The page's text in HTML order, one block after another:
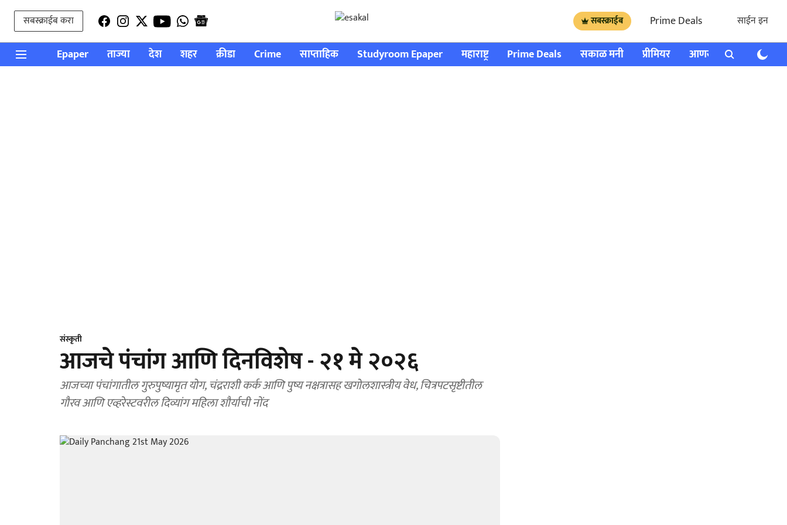
सबस्क्राईब करा सबस्क्राईब Prime Deals साईन इन
Epaper ताज्या देश शहर क्रीडा Crime साप्ताहिक Studyroom Epaper महाराष्ट्र Prime Deals सकाळ मनी प्रीमियर आणखी राशी भविष्य
संस्कृती
आजचे पंचांग आणि दिनविशेष - २१ मे २०२६
आजच्या पंचांगातील गुरुपुष्यामृत योग, चंद्रराशी कर्क आणि पुष्य नक्षत्रासह खगोलशास्त्रीय वेध, चित्रपटसृष्टीतील
गौरव आणि एव्हरेस्टवरील दिव्यांग महिला शौर्याची नोंद